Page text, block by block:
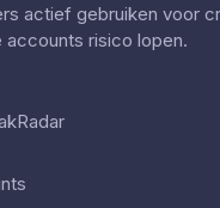
actief gebruiken voor
accounts risico lopen.